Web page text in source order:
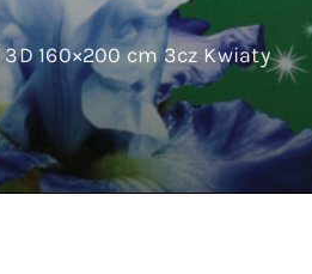
160×200 cm 3cz Kwiaty